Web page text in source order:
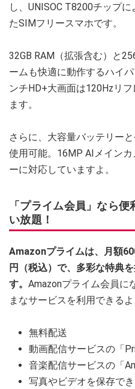
し、UNISOC T8200チップ
たSIMフリースマホです。
32GB RAM（拡張含む）と
ームも快適に動作するハイ
ンチHD+大画面は120Hzリ
ます。
さらに、大容量バッテリー
使用可能。16MP AIメイン
ーに対応していますよ。
「プライム会員」なら
い放題！
Amazonプライムは、月額
円（税込）で、多彩な特典
す。 Amazonプライム会員に
まなサービスを利用できるよ
無料配送
動画配信サービスの「
音楽配信サービスの「
写真やビデオを保存で